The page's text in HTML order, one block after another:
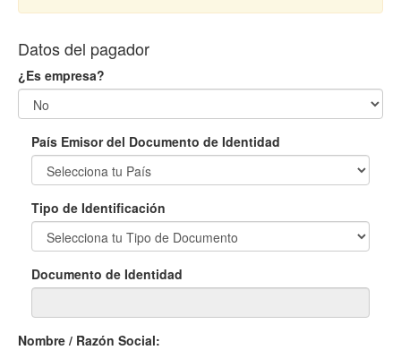
Datos del pagador
¿Es empresa?
País Emisor del Documento de Identidad
Tipo de Identificación
Documento de Identidad
Nombre / Razón Social: